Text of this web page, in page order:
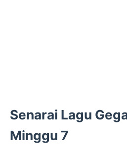
Senarai Lagu
Minggu 7